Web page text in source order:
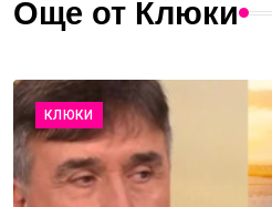
Още от Клюки
КЛЮКИ